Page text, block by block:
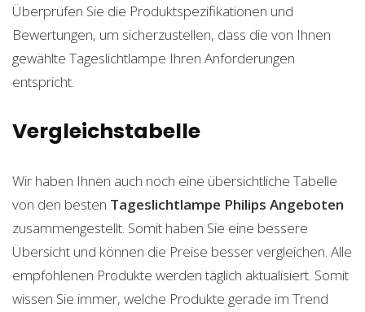
Überprüfen Sie die Produktspezifikationen und
Bewertungen, um sicherzustellen, dass die von Ihnen
gewählte Tageslichtlampe Ihren Anforderungen
entspricht.
Vergleichstabelle
Wir haben Ihnen auch noch eine übersichtliche Tabelle
von den besten Tageslichtlampe Philips Angeboten
zusammengestellt. Somit haben Sie eine bessere
Übersicht und können die Preise besser vergleichen. Alle
empfohlenen Produkte werden täglich aktualisiert. Somit
wissen Sie immer, welche Produkte gerade im Trend